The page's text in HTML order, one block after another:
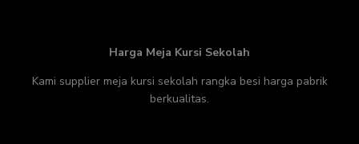
Harga Meja Kursi Sekolah
Kami supplier meja kursi sekolah rangka besi harga pabrik
berkualitas.